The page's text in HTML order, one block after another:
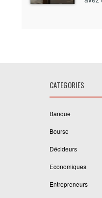
CATEGORIES
Banque
Bourse
Décideurs
Economiques
Entrepreneurs